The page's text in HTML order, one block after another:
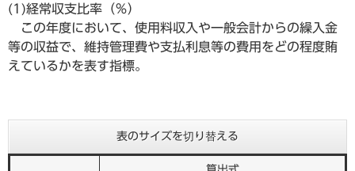
(1)経常収支比率（％）
この年度において、使用料収入や一般会計からの繰入金
等の収益で、維持管理費や支払利息等の費用をどの程度賄
えているかを表す指標。
表のサイズを切り替える